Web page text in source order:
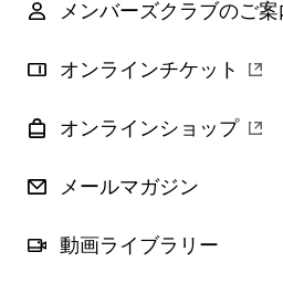
メンバーズクラブのご案
オンラインチケット
オンラインショップ
メールマガジン
動画ライブラリー